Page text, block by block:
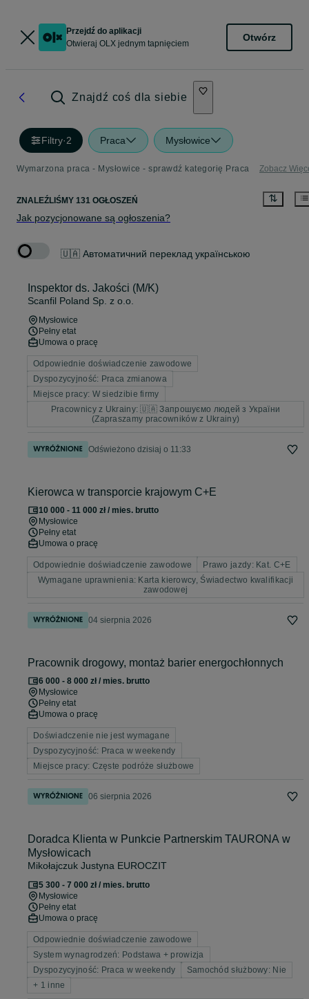
Przejdź do aplikacji
Otwieraj OLX jednym tapnięciem
Otwórz
Znajdź coś dla siebie
Filtry·2 Praca Mysłowice
Wymarzona praca - Mysłowice - sprawdź kategorię Praca Zobacz
ZNALEŹLIŚMY 131 OGŁOSZEŃ
Jak pozycjonowane są ogłoszenia?
🇺🇦 Автоматичний переклад українською
Inspektor ds. Jakości (M/K)
Scanfil Poland Sp. z o.o.
Mysłowice
Pełny etat
Umowa o pracę
Odpowiednie doświadczenie zawodowe
Dyspozycyjność: Praca zmianowa
Miejsce pracy: W siedzibie firmy
Pracownicy z Ukrainy: 🇺🇦 Запрошуємо людей з України
(Zapraszamy pracowników z Ukrainy)
Odświeżono dzisiaj o 11:33
Kierowca w transporcie krajowym C+E
10 000 - 11 000 zł / mies. brutto
Mysłowice
Pełny etat
Umowa o pracę
Odpowiednie doświadczenie zawodowe
Prawo jazdy: Kat. C+E
Wymagane uprawnienia: Karta kierowcy, Świadectwo kwalifikacji
zawodowej
04 sierpnia 2026
Pracownik drogowy, montaż barier energochłonnych
6 000 - 8 000 zł / mies. brutto
Mysłowice
Pełny etat
Umowa o pracę
Doświadczenie nie jest wymagane
Dyspozycyjność: Praca w weekendy
Miejsce pracy: Częste podróże służbowe
06 sierpnia 2026
Doradca Klienta w Punkcie Partnerskim TAURONA w
Mysłowicach
Mikołajczuk Justyna EUROCZIT
5 300 - 7 000 zł / mies. brutto
Mysłowice
Pełny etat
Umowa o pracę
Odpowiednie doświadczenie zawodowe
System wynagrodzeń: Podstawa + prowizja
Dyspozycyjność: Praca w weekendy
Samochód służbowy: Nie
+ 1 inne